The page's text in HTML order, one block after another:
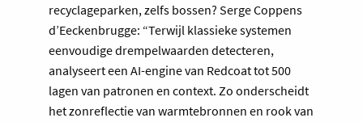
recyclageparken, zelfs bossen? Serge Coppens
d’Eeckenbrugge: “Terwijl klassieke systemen
eenvoudige drempelwaarden detecteren,
analyseert een AI-engine van Redcoat tot 500
lagen van patronen en context. Zo onderscheidt
het zonreflectie van warmtebronnen en rook van